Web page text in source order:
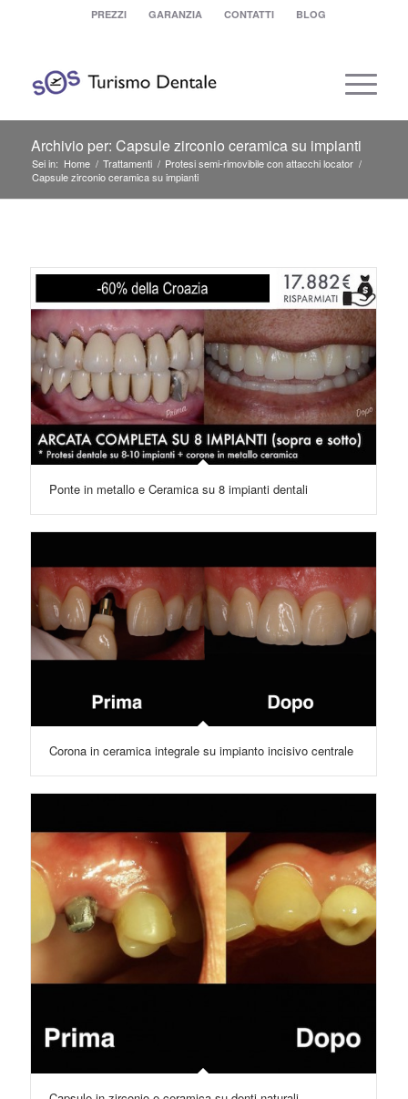
PREZZI GARANZIA CONTATTI BLOG
Archivio per: Capsule zirconio ceramica su impianti
Sei in: Home / Trattamenti / Protesi semi-rimovibile con attacchi locator /
Capsule zirconio ceramica su impianti
Ponte in metallo e Ceramica su 8 impianti dentali
Corona in ceramica integrale su impianto incisivo centrale